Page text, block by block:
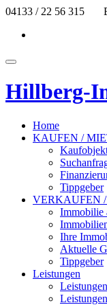
Skip
content
04133 / 22 56 315
Toggle
Hillberg-
Home
KAUFEN /
Tippgeber
VERKAUFEN
Immobilie
Ihre
Aktuelle
Tippgeber
Leistungen